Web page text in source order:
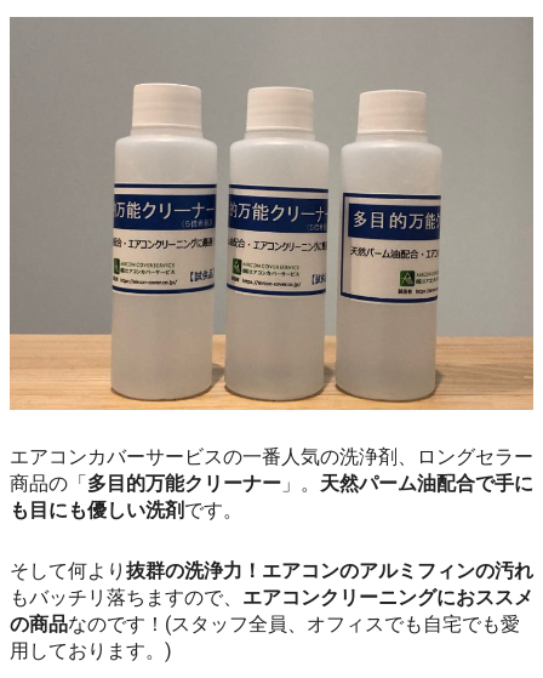
エアコンカバーサービスの一番人気の洗浄剤、ロングセラー
商品の「 多目的万能クリーナー 」。 天然パーム油配合で手に
も目にも優しい洗剤 です。
そして何より 抜群の洗浄力！エアコンのアルミフィンの汚れ
もバッチリ落ちますので、 エアコンクリーニングにおススメ
の商品なのです！(スタッフ全員、オフィスでも自宅でも愛
用しております。)